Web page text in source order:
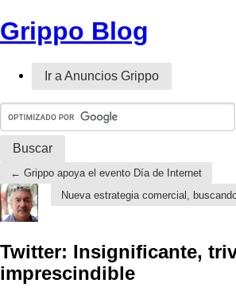
Grippo Blog
Ir a Anuncios Grippo
← Grippo apoya el evento Día de Internet
Nueva estrategia comercial,
Twitter: Insignificante,
imprescindible